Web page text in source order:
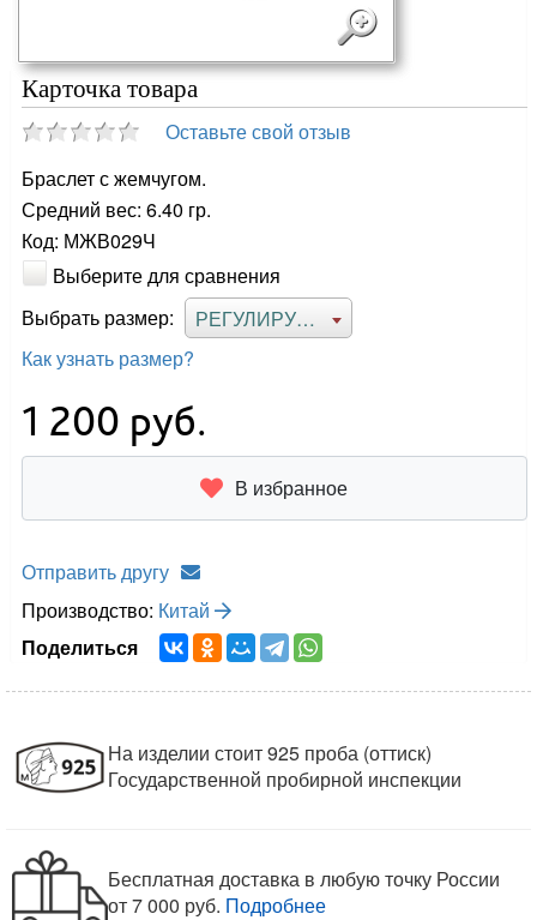
Карточка товара
Оставьте свой отзыв
Браслет с жемчугом.
Средний вес: 6.40 гр.
Код: МЖВ029Ч
Выберите для сравнения
Выбрать размер:
РЕГУЛИРУЕМЫЙ
Как узнать размер?
1 200 руб.
В избранное
Отправить другу
Производство: Китай
Поделиться
На изделии стоит 925 проба (оттиск)
Государственной пробирной инспекции
Бесплатная доставка в любую точку России
от 7 000 руб. Подробнее